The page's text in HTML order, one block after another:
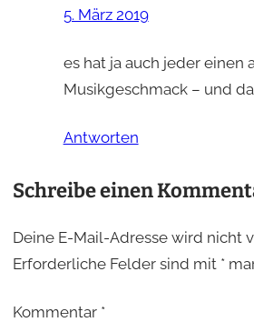
5. März 2019
es hat ja auch jeder einen
Musikgeschmack – und
Antworten
Schreibe einen
Deine E-Mail-Adresse wird nicht
Erforderliche Felder sind mit *
Kommentar *